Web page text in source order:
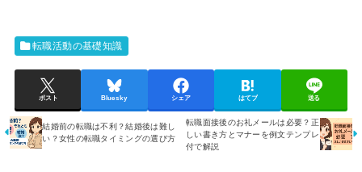
転職活動の基礎知識
ポスト Bluesky シェア はてブ 送る
結婚前の転職は不利？結婚後は難し
い？女性の転職タイミングの選び方
転職面接後のお礼メールは必要？正
しい書き方とマナーを例文テンプレ
付で解説